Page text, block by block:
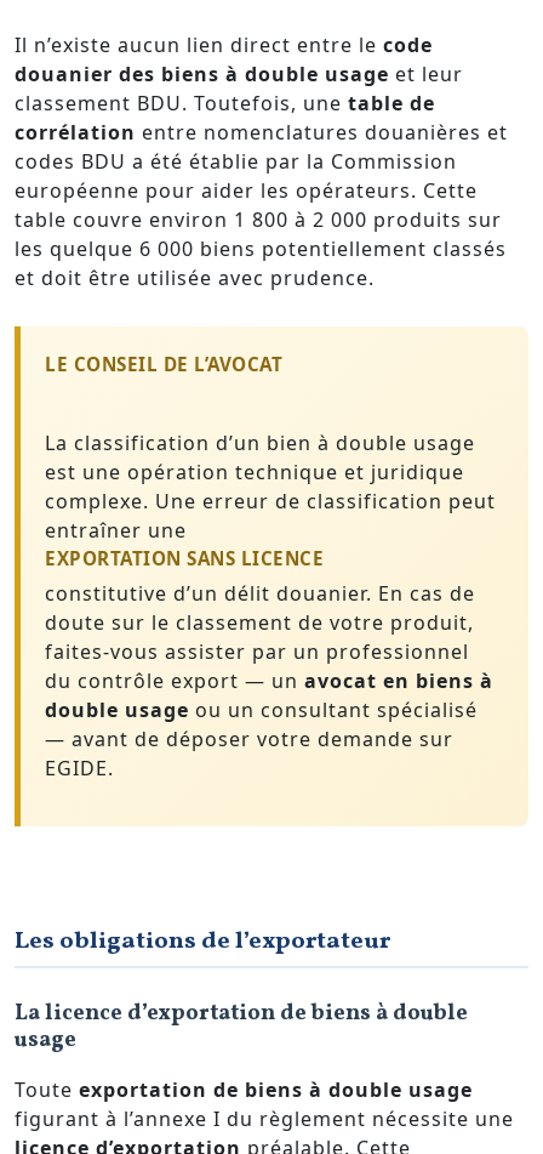
Il n’existe aucun lien direct entre le code
douanier des biens à double usage et leur
classement BDU. Toutefois, une table de
corrélation entre nomenclatures douanières et
codes BDU a été établie par la Commission
européenne pour aider les opérateurs. Cette
table couvre environ 1 800 à 2 000 produits sur
les quelque 6 000 biens potentiellement classés
et doit être utilisée avec prudence.
LE CONSEIL DE L’AVOCAT
La classification d’un bien à double usage
est une opération technique et juridique
complexe. Une erreur de classification peut
entraîner une
EXPORTATION SANS LICENCE
constitutive d’un délit douanier. En cas de
doute sur le classement de votre produit,
faites-vous assister par un professionnel
du contrôle export — un avocat en biens à
double usage ou un consultant spécialisé
— avant de déposer votre demande sur
EGIDE.
Les obligations de l’exportateur
La licence d’exportation de biens à double
usage
Toute exportation de biens à double usage
figurant à l’annexe I du règlement nécessite une
licence d’exportation préalable. Cette